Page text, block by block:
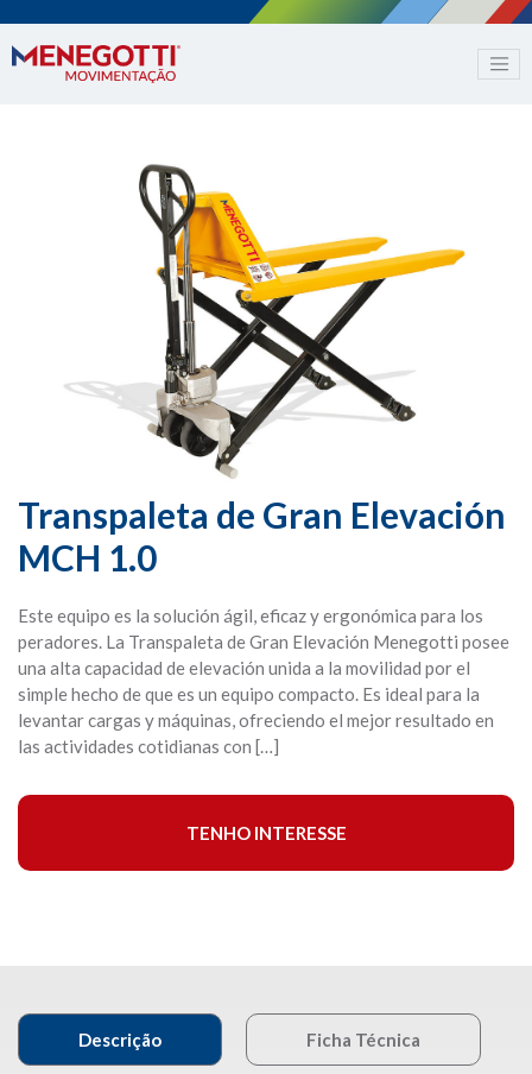
Transpaleta de Gran Elevación
MCH 1.0
Este equipo es la solución ágil, eficaz y ergonómica para los
peradores. La Transpaleta de Gran Elevación Menegotti posee
una alta capacidad de elevación unida a la movilidad por el
simple hecho de que es un equipo compacto. Es ideal para la
levantar cargas y máquinas, ofreciendo el mejor resultado en
las actividades cotidianas con […]
TENHO INTERESSE
Descrição Ficha Técnica